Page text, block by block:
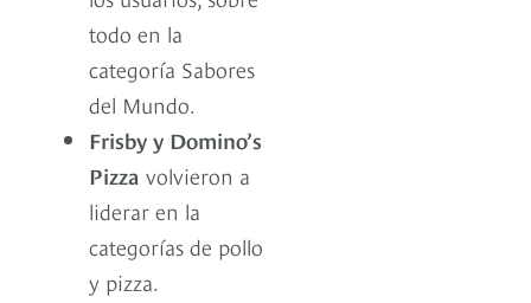
todo en la
categoría Sabores
del Mundo.
Frisby y Domino’s
Pizza volvieron a
liderar en la
categorías de pollo
y pizza.